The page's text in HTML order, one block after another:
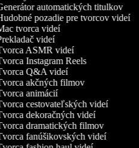
automatických titulkov
pozadie pre tvorcov videí
tvorca videí
videí
ASMR videí
Instagram Reels
Q&A videí
akčných filmov
animácií
cestovateľských videí
dekoračných videí
dramatických filmov
fanúšikovských videí